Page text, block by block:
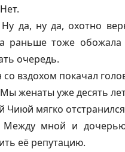
да, ну да, охотно
раньше тоже
очередь.
со вздохом покачал
женаты уже десять
Чиюй мягко
мной и дочерью
её репутацию.